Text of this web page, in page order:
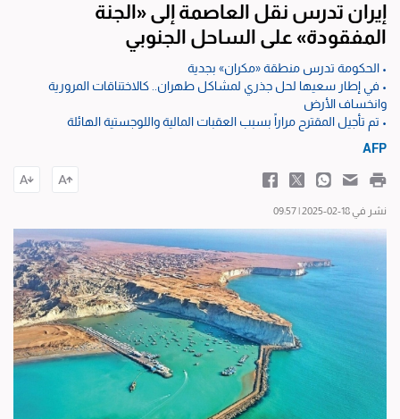
إيران تدرس نقل العاصمة إلى «الجنة
المفقودة» على الساحل الجنوبي
• الحكومة تدرس منطقة «مكران» بجدية
• في إطار سعيها لحل جذري لمشاكل طهران.. كالاختناقات المرورية
وانخساف الأرض
• تم تأجيل المقترح مراراً بسبب العقبات المالية واللوجستية الهائلة
AFP
نشر في 18-02-2025 | 09:57